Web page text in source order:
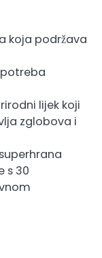
koja podržava
lijek koji
zglobova i
s 30